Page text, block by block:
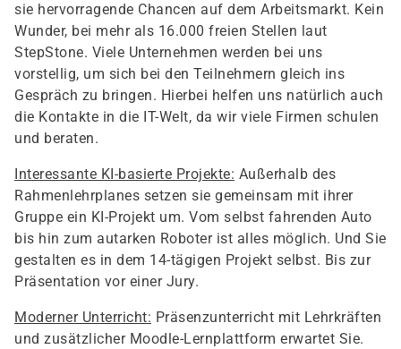
sie hervorragende Chancen auf dem Arbeitsmarkt. Kein
Wunder, bei mehr als 16.000 freien Stellen laut
StepStone. Viele Unternehmen werden bei uns
vorstellig, um sich bei den Teilnehmern gleich ins
Gespräch zu bringen. Hierbei helfen uns natürlich auch
die Kontakte in die IT-Welt, da wir viele Firmen schulen
und beraten.
Interessante KI-basierte Projekte: Außerhalb des
Rahmenlehrplanes setzen sie gemeinsam mit ihrer
Gruppe ein KI-Projekt um. Vom selbst fahrenden Auto
bis hin zum autarken Roboter ist alles möglich. Und Sie
gestalten es in dem 14-tägigen Projekt selbst. Bis zur
Präsentation vor einer Jury.
Moderner Unterricht: Präsenzunterricht mit Lehrkräften
und zusätzlicher Moodle-Lernplattform erwartet Sie.